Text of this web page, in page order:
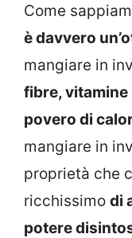
Come
è davvero
mangiare in
fibre, vitamine
povero di
mangiare in
proprietà che
ricchissimo di
potere